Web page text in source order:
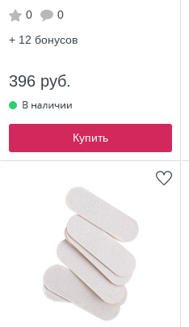
0
0
+ 12 бонусов
396 руб.
Купить